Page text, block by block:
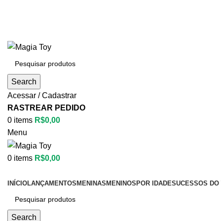
Search
Acessar / Cadastrar
RASTREAR PEDIDO
0 items R$0,00
Menu
0 items R$0,00
INÍCIOLANÇAMENTOSMENINASMENINOSPOR IDADESUCESSOS DO
Search